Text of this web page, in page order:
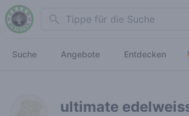
Search
Suche Angebote Entdecken
ultimate